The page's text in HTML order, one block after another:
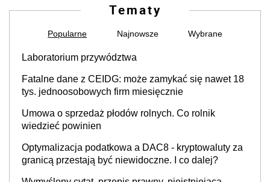
Tematy
Popularne Najnowsze Wybrane
Laboratorium przywództwa
Fatalne dane z CEIDG: może zamykać się nawet 18
tys. jednoosobowych firm miesięcznie
Umowa o sprzedaż płodów rolnych. Co rolnik
wiedzieć powinien
Optymalizacja podatkowa a DAC8 - kryptowaluty za
granicą przestają być niewidoczne. I co dalej?